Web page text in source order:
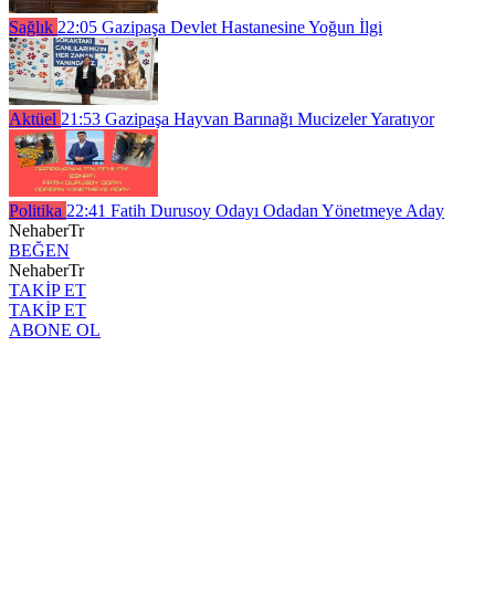
Sağlık 22:05 Gazipaşa Devlet Hastanesine Yoğun İlgi
Aktüel 21:53 Gazipaşa Hayvan Barınağı Mucizeler Yaratıyor
Politika 22:41 Fatih Durusoy Odayı Odadan Yönetmeye Aday
NehaberTr
BEĞEN
NehaberTr
TAKİP ET
TAKİP ET
ABONE OL